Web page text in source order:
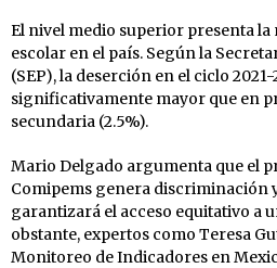
El nivel medio superior presenta la
escolar en el país. Según la
(SEP), la deserción en el ciclo
significativamente mayor que en
secundaria (2.5%).
Mario Delgado argumenta que el
Comipems genera discriminación
garantizará el acceso equitativo a
obstante, expertos como Teresa
Monitoreo de Indicadores en